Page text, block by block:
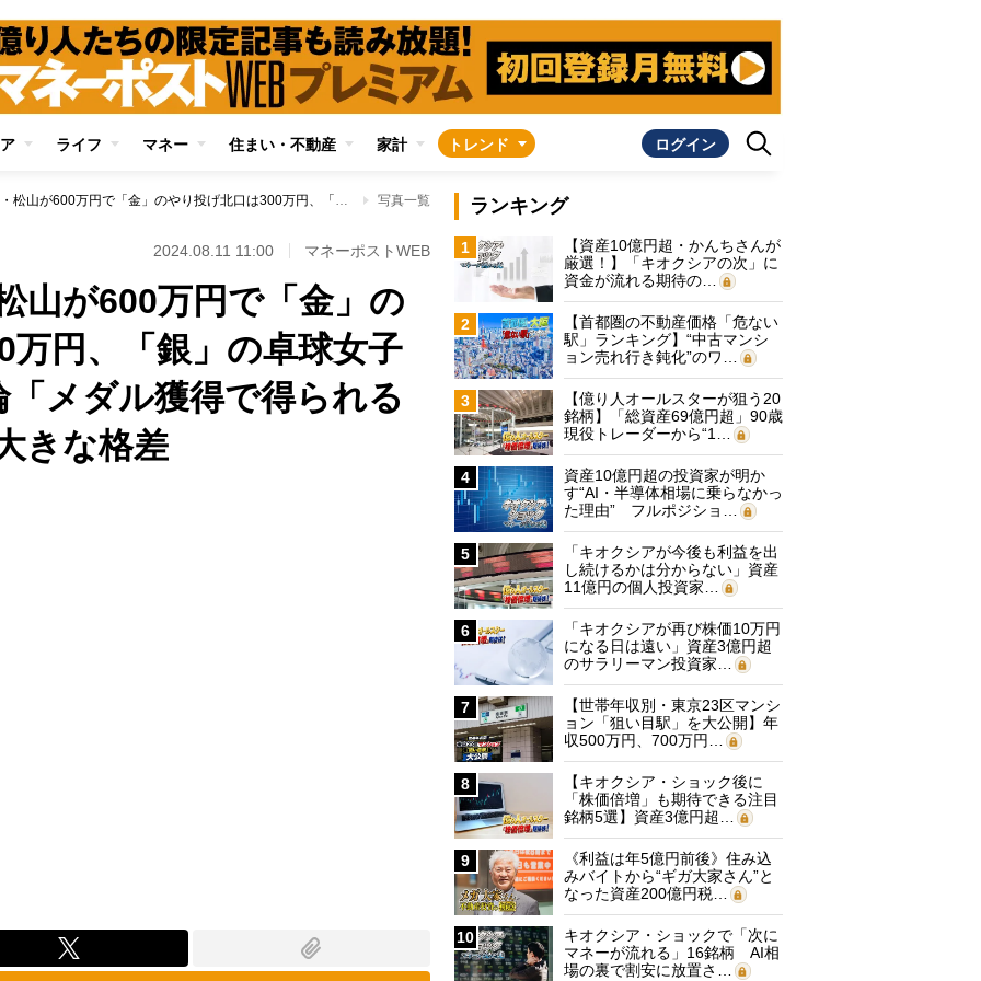
ライフ マネー 住まい・不動産 家計 トレンド ログイン
「銅」のゴルフ・松山が600万円で「金」のやり投げ北口は300万円、「銀」の卓球女子は0円！ パリ五輪「メダル獲得で得られるお金」は競技間で大きな格差 写真一覧
2024.08.11 11:00 マネーポストWEB
山が600万円で「金」の
円、「銀」の卓球女子
メダル獲得で得られる
きな格差
ランキング
1
【資産10億円超・かんちさんが
厳選！】「キオクシアの次」に
資金が流れる期待の…
2
【首都圏の不動産価格「危ない
駅」ランキング】“中古マンシ
ョン売れ行き鈍化”のワ…
3
【億り人オールスターが狙う20
銘柄】「総資産69億円超」90歳
現役トレーダーから“1…
4
資産10億円超の投資家が明か
す“AI・半導体相場に乗らなかっ
た理由” フルポジショ…
5
「キオクシアが今後も利益を出
し続けるかは分からない」資産
11億円の個人投資家…
6
「キオクシアが再び株価10万円
になる日は遠い」資産3億円超
のサラリーマン投資家…
7
【世帯年収別・東京23区マンシ
ョン「狙い目駅」を大公開】年
収500万円、700万円…
8
【キオクシア・ショック後に
「株価倍増」も期待できる注目
銘柄5選】資産3億円超…
9
《利益は年5億円前後》住み込
みバイトから“ギガ大家さん”と
なった資産200億円税…
10
キオクシア・ショックで「次に
マネーが流れる」16銘柄 AI相
場の裏で割安に放置さ…